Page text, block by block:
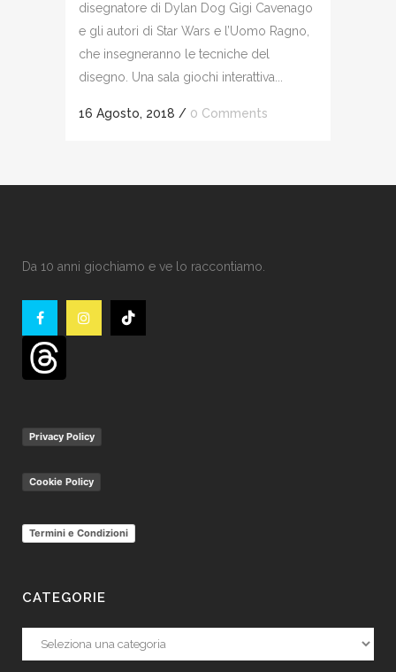
disegnatore di Dylan Dog Gigi Cavenago
e gli autori di Star Wars e l’Uomo Ragno,
che insegneranno le tecniche del
disegno. Una sala giochi interattiva...
16 Agosto, 2018 / 0 Comments
Da 10 anni giochiamo e ve lo raccontiamo.
Privacy Policy
Cookie Policy
Termini e Condizioni
CATEGORIE
Categorie